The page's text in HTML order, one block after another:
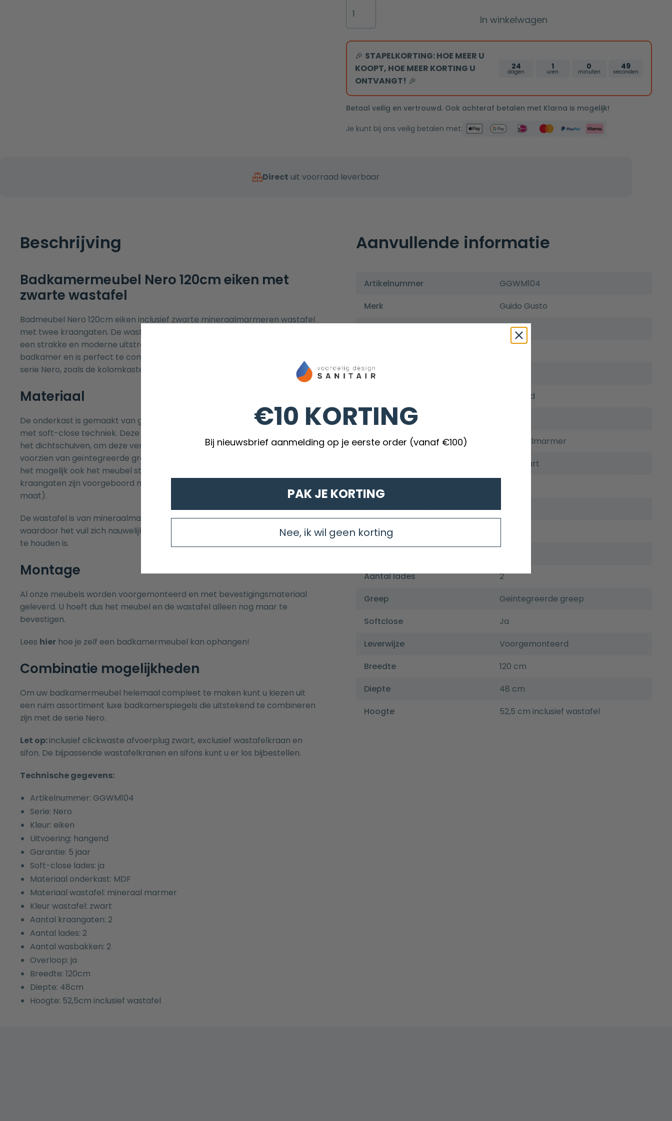
touch
100x100cm
één-
greeps
bediening
inclusief
aansluitslangen
Nero
120cm
eiken
met
zwarte
wastafel
aantal
In winkelwagen
🎉 STAPELKORTING: HOE MEER U
KOOPT, HOE MEER KORTING U
ONTVANGT! 🎉
24
dagen
1
uren
0
minuten
48
seconden
Betaal veilig en vertrouwd. Ook achteraf betalen met Klarna is mogelijk!
Je kunt bij ons veilig betalen met:
Direct uit voorraad leverbaar
Beschrijving
Badkamermeubel Nero 120cm eiken met
zwarte wastafel
Badmeubel Nero 120cm eiken inclusief zwarte mineraalmarmeren wastafel
met twee kraangaten. De wastafel is maar 2,5cm dik waardoor het meubel
een strakke en moderne uitstraling heeft. Dit design past in iedere
badkamer en is perfect te combineren met alle andere producten uit de
serie Nero, zoals de kolomkasten
Materiaal
De onderkast is gemaakt van gelamineerd MDF en voorzien van twee lades
met soft-close techniek. Deze techniek remt de lade automatisch tijdens
het dichtschuiven, om deze vervolgens rustig te sluiten. De lades zijn
voorzien van geïntegreerde grepen en vallen binnen de kast. Daardoor is
het mogelijk ook het meubel strak tegen een muur aan te plaatsen. De
kraangaten zijn voorgeboord met een diameter van 3,5cm (universele
maat).
De wastafel is van mineraalmarmer en afgewerkt met ronde hoeken
waardoor het vuil zich nauwelijks kan hechten en het gemakkelijk schoon
te houden is.
Montage
Al onze meubels worden voorgemonteerd en met bevestigingsmateriaal
geleverd. U hoeft dus het meubel en de wastafel alleen nog maar te
bevestigen.
Lees hier hoe je zelf een badkamermeubel kan ophangen!
Combinatie mogelijkheden
Om uw badkamermeubel helemaal compleet te maken kunt u kiezen uit
een ruim assortiment luxe badkamerspiegels die uitstekend te combineren
zijn met de serie Nero.
Let op:inclusief clickwaste afvoerplug zwart, exclusief wastafelkraan en
sifon. De bijpassende wastafelkranen en sifons kunt u er los bijbestellen.
Technische gegevens:
Artikelnummer: GGWM104
Serie: Nero
Kleur: eiken
Uitvoering: hangend
Garantie: 5 jaar
Soft-close lades: ja
Materiaal onderkast: MDF
Materiaal wastafel: mineraal marmer
Kleur wastafel: zwart
Aantal kraangaten: 2
Aantal lades: 2
Aantal wasbakken: 2
Overloop: ja
Breedte: 120cm
Diepte: 48cm
Hoogte: 52,5cm inclusief wastafel
Aanvullende informatie
Artikelnummer
GGWM104
Merk
Guido Gusto
Nero
Kleur
Hangend
Materiaal onderkast
Materiaal wastafel
Mineraalmarmer
Mat zwart
Aantal wasbakken
2
Met overloop
Aantal lades
2
Greep
Geintegreerde greep
Softclose
Ja
Leverwijze
Voorgemonteerd
Breedte
120 cm
Diepte
48 cm
Hoogte
52,5 cm inclusief wastafel
€10 KORTING
Bij nieuwsbrief aanmelding op je eerste order (vanaf €100)
PAK JE KORTING
Nee, ik wil geen korting